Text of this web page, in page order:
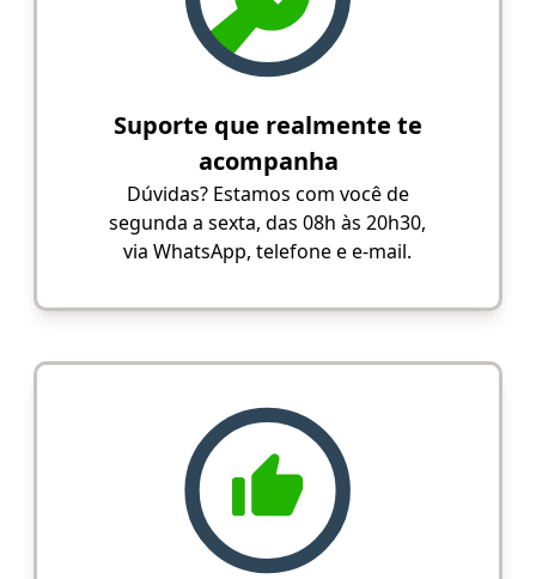
Suporte que realmente te
acompanha
Dúvidas? Estamos com você de
segunda a sexta, das 08h às 20h30,
via WhatsApp, telefone e e-mail.